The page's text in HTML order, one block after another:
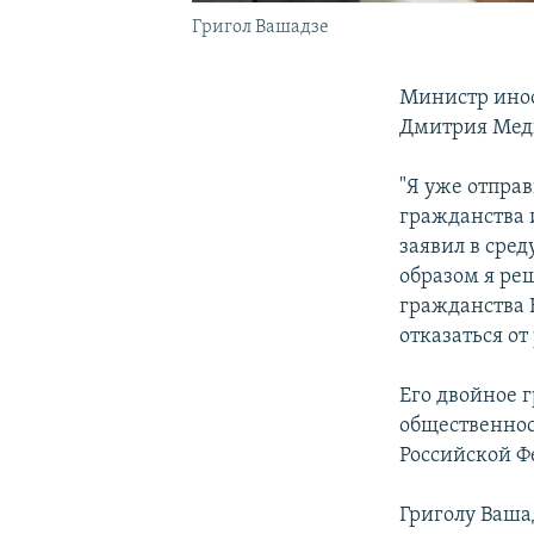
Григол Вашадзе
Министр
Дмитрия
"Я уже
гражданства
заявил в
образом я
гражданства
отказаться
Его двойное
Российской
Григолу